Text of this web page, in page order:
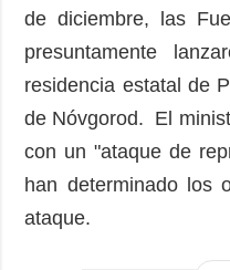
de diciembre, las
presuntamente
residencia estatal de
de Nóvgorod. El
con un "ataque de
han determinado los
ataque.